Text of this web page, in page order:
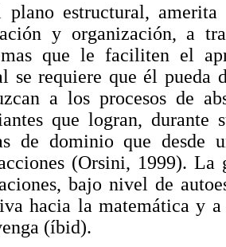
plano estructural, amerita
y organización, a
que le faciliten el
se requiere que él pueda
a los procesos de
que logran, durante
de dominio que desde
(Orsini, 1999). La
bajo nivel de
hacia la matemática y
(íbid).